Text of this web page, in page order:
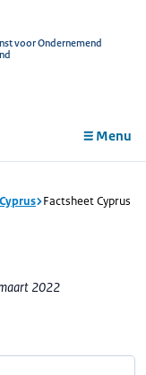
voor Ondernemend
Menu
Factsheet Cyprus
2022